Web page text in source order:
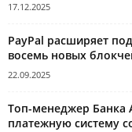
17.12.2025
PayPal расширяет
восемь новых
22.09.2025
Топ-менеджер Банка
платежную систему